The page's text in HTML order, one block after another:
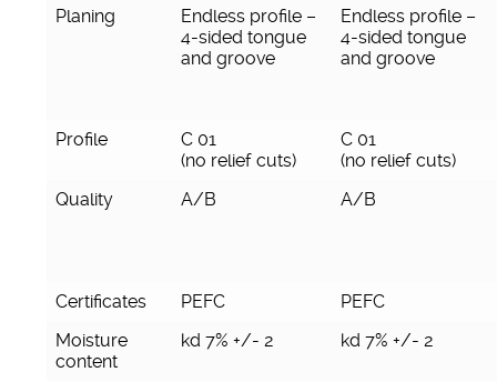
Planing
Endless profile –
4-sided tongue
and groove
Endless profile –
4-sided tongue
and groove
Profile
C 01
(no relief cuts)
C 01
(no relief cuts)
Quality
A/B A/B
Certificates PEFC
PEFC
Moisture
content
kd 7% +/- 2 kd 7% +/- 2